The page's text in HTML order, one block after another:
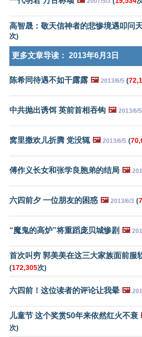
高智晟：敬天信神者的悲惨境遇叩问
次)
更多文章导读： 2013年6月3日
陈希同待遇不如干露露 🖼️ 2013/6/5 (
中共抛出诱饵 英前首相吞钩 🖼️ 2013/6/5
窝里撒欢儿折腾 党没辄 🖼️ 2013/6/5 (
傅作义长女和张学良胞弟的结局 🖼️
六四前夕 一位朋友的困惑 🖼️ 2013/6/3 (
“魔鬼的高炉”将重蹈庞贝城惨剧 🖼️
首次叫穷 郭美美在这三大家族面前服
(172,305次)
六四前！这位读者的评论让我晕 🖼️
儿童节 这个奖赏50年来依然红火不衰
次)